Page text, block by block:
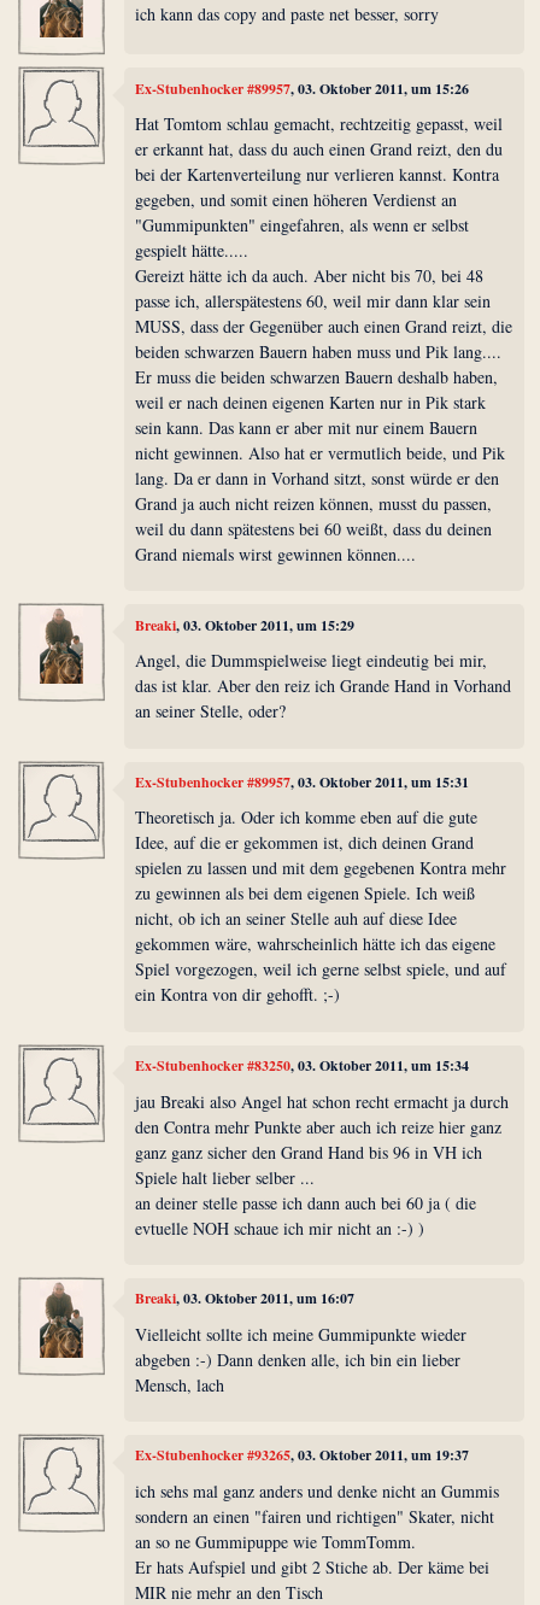
ich kann das copy and paste net besser, sorry
Ex-Stubenhocker #89957, 03. Oktober 2011, um 15:26
Hat Tomtom schlau gemacht, rechtzeitig gepasst, weil
er erkannt hat, dass du auch einen Grand reizt, den du
bei der Kartenverteilung nur verlieren kannst. Kontra
gegeben, und somit einen höheren Verdienst an
"Gummipunkten" eingefahren, als wenn er selbst
gespielt hätte.....
Gereizt hätte ich da auch. Aber nicht bis 70, bei 48
passe ich, allerspätestens 60, weil mir dann klar sein
MUSS, dass der Gegenüber auch einen Grand reizt, die
beiden schwarzen Bauern haben muss und Pik lang....
Er muss die beiden schwarzen Bauern deshalb haben,
weil er nach deinen eigenen Karten nur in Pik stark
sein kann. Das kann er aber mit nur einem Bauern
nicht gewinnen. Also hat er vermutlich beide, und Pik
lang. Da er dann in Vorhand sitzt, sonst würde er den
Grand ja auch nicht reizen können, musst du passen,
weil du dann spätestens bei 60 weißt, dass du deinen
Grand niemals wirst gewinnen können....
Breaki, 03. Oktober 2011, um 15:29
Angel, die Dummspielweise liegt eindeutig bei mir,
das ist klar. Aber den reiz ich Grande Hand in Vorhand
an seiner Stelle, oder?
Ex-Stubenhocker #89957, 03. Oktober 2011, um 15:31
Theoretisch ja. Oder ich komme eben auf die gute
Idee, auf die er gekommen ist, dich deinen Grand
spielen zu lassen und mit dem gegebenen Kontra mehr
zu gewinnen als bei dem eigenen Spiele. Ich weiß
nicht, ob ich an seiner Stelle auh auf diese Idee
gekommen wäre, wahrscheinlich hätte ich das eigene
Spiel vorgezogen, weil ich gerne selbst spiele, und auf
ein Kontra von dir gehofft. ;-)
Ex-Stubenhocker #83250, 03. Oktober 2011, um 15:34
jau Breaki also Angel hat schon recht ermacht ja durch
den Contra mehr Punkte aber auch ich reize hier ganz
ganz ganz sicher den Grand Hand bis 96 in VH ich
Spiele halt lieber selber ...
an deiner stelle passe ich dann auch bei 60 ja ( die
evtuelle NOH schaue ich mir nicht an :-) )
Breaki, 03. Oktober 2011, um 16:07
Vielleicht sollte ich meine Gummipunkte wieder
abgeben :-) Dann denken alle, ich bin ein lieber
Mensch, lach
Ex-Stubenhocker #93265, 03. Oktober 2011, um 19:37
ich sehs mal ganz anders und denke nicht an Gummis
sondern an einen "fairen und richtigen" Skater, nicht
an so ne Gummipuppe wie TommTomm.
Er hats Aufspiel und gibt 2 Stiche ab. Der käme bei
MIR nie mehr an den Tisch